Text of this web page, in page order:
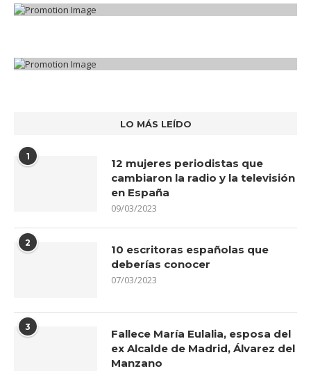
LO MÁS LEÍDO
1
12 mujeres periodistas que
cambiaron la radio y la televisión
en España
09/03/2023
2
10 escritoras españolas que
deberías conocer
07/03/2023
3
Fallece María Eulalia, esposa del
ex Alcalde de Madrid, Álvarez del
Manzano